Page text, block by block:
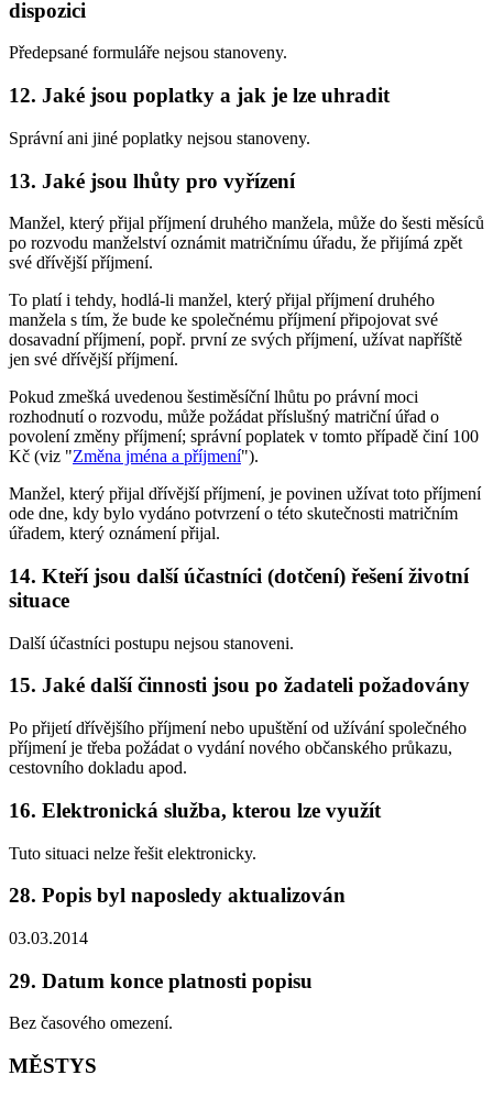
dispozici
Předepsané formuláře nejsou stanoveny.
12. Jaké jsou poplatky a jak je lze uhradit
Správní ani jiné poplatky nejsou stanoveny.
13. Jaké jsou lhůty pro vyřízení
Manžel, který přijal příjmení druhého manžela, může do šesti měsíců
po rozvodu manželství oznámit matričnímu úřadu, že přijímá zpět
své dřívější příjmení.
To platí i tehdy, hodlá-li manžel, který přijal příjmení druhého
manžela s tím, že bude ke společnému příjmení připojovat své
dosavadní příjmení, popř. první ze svých příjmení, užívat napříště
jen své dřívější příjmení.
Pokud zmešká uvedenou šestiměsíční lhůtu po právní moci
rozhodnutí o rozvodu, může požádat příslušný matriční úřad o
povolení změny příjmení; správní poplatek v tomto případě činí 100
Kč (viz "Změna jména a příjmení").
Manžel, který přijal dřívější příjmení, je povinen užívat toto příjmení
ode dne, kdy bylo vydáno potvrzení o této skutečnosti matričním
úřadem, který oznámení přijal.
14. Kteří jsou další účastníci (dotčení) řešení životní
situace
Další účastníci postupu nejsou stanoveni.
15. Jaké další činnosti jsou po žadateli požadovány
Po přijetí dřívějšího příjmení nebo upuštění od užívání společného
příjmení je třeba požádat o vydání nového občanského průkazu,
cestovního dokladu apod.
16. Elektronická služba, kterou lze využít
Tuto situaci nelze řešit elektronicky.
28. Popis byl naposledy aktualizován
03.03.2014
29. Datum konce platnosti popisu
Bez časového omezení.
MĚSTYS